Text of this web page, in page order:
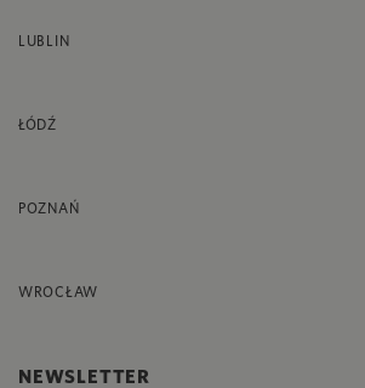
LUBLIN
ŁÓDŹ
POZNAŃ
WROCŁAW
NEWSLETTER